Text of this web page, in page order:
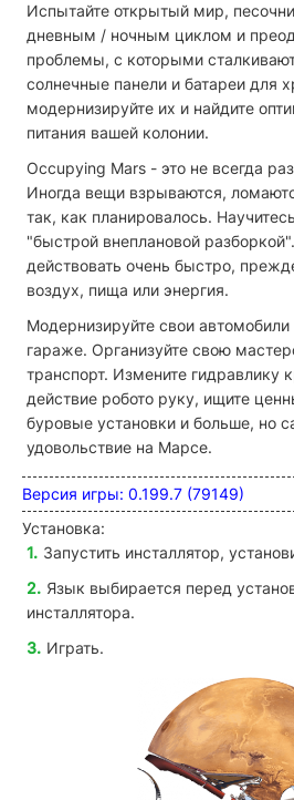
Испытайте открытый мир,
дневным / ночным циклом и
проблемы, с которыми
солнечные панели и батареи для
модернизируйте их и найдите
питания вашей колонии.
Occupying Mars - это не всегда
Иногда вещи взрываются,
так, как планировалось.
"быстрой внеплановой
действовать очень быстро,
воздух, пища или энергия.
Модернизируйте свои автомобили
гараже. Организуйте свою
транспорт. Измените гидравлику
действие робото руку, ищите
буровые установки и больше, но
удовольствие на Марсе.
Версия игры: 0.199.7 (79149)
Установка:
Запустить инсталлятор,
Язык выбирается перед
инсталлятора.
Играть.